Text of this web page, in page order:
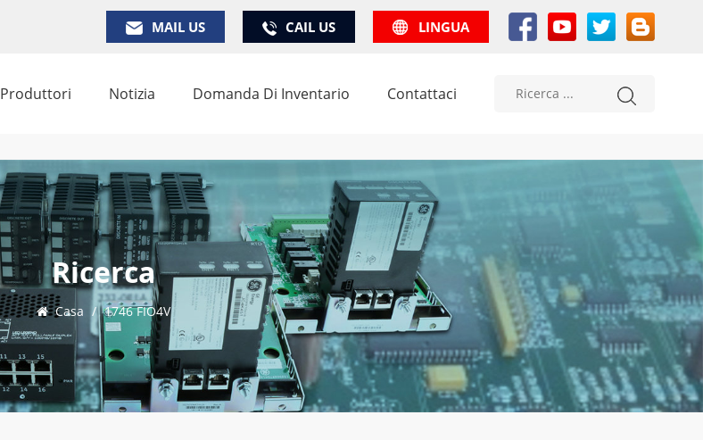
MAIL US CAIL US LINGUA
Produttori Notizia Domanda Di Inventario Contattaci
Ricerca
Casa / 1746 FIO4V